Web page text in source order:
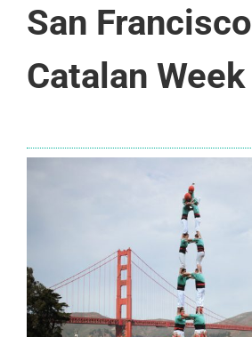
San Francisco
Catalan Week